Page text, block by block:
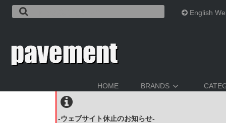
English
HOME BRANDS
-ウェブサイト休止のお知らせ-